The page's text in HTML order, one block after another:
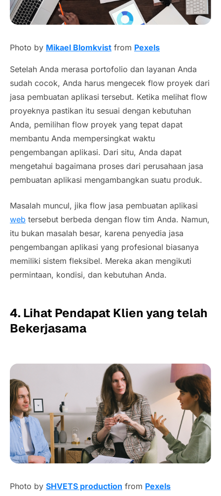
Photo by Mikael Blomkvist from Pexels
Setelah Anda merasa portofolio dan layanan Anda
sudah cocok, Anda harus mengecek flow proyek dari
jasa pembuatan aplikasi tersebut. Ketika melihat flow
proyeknya pastikan itu sesuai dengan kebutuhan
Anda, pemilihan flow proyek yang tepat dapat
membantu Anda mempersingkat waktu
pengembangan aplikasi. Dari situ, Anda dapat
mengetahui bagaimana proses dari perusahaan jasa
pembuatan aplikasi mengambangkan suatu produk.
Masalah muncul, jika flow jasa pembuatan aplikasi
web tersebut berbeda dengan flow tim Anda. Namun,
itu bukan masalah besar, karena penyedia jasa
pengembangan aplikasi yang profesional biasanya
memiliki sistem fleksibel. Mereka akan mengikuti
permintaan, kondisi, dan kebutuhan Anda.
4. Lihat Pendapat Klien yang telah
Bekerjasama
Photo by SHVETS production from Pexels